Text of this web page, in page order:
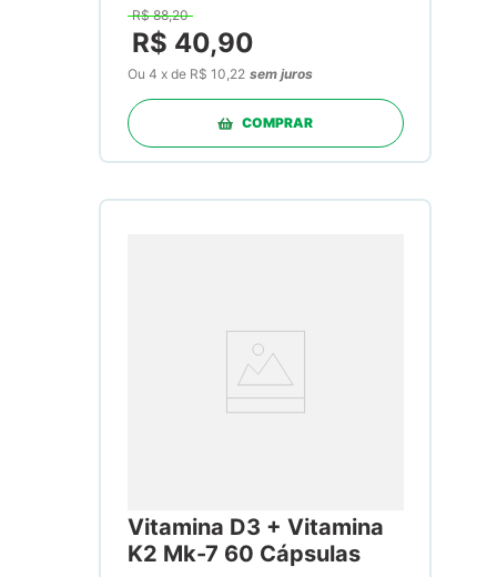
R$ 88,20
R$ 40,90
Ou 4 xde R$ 10,22 sem juros
COMPRAR
Vitamina D3 + Vitamina
K2 Mk-7 60 Cápsulas